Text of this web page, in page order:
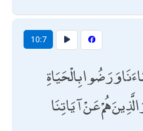
10:7
وَرَضُوا بِالْحَيَاةِ
هُمْ عَنْ آيَاتِنَا